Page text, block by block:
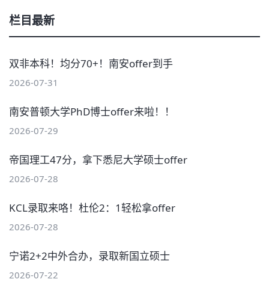
栏目最新
双非本科！均分70+！南安offer到手
2026-07-31
南安普顿大学PhD博士offer来啦！！
2026-07-29
帝国理工47分，拿下悉尼大学硕士offer
2026-07-28
KCL录取来咯！杜伦2：1轻松拿offer
2026-07-28
宁诺2+2中外合办，录取新国立硕士
2026-07-22